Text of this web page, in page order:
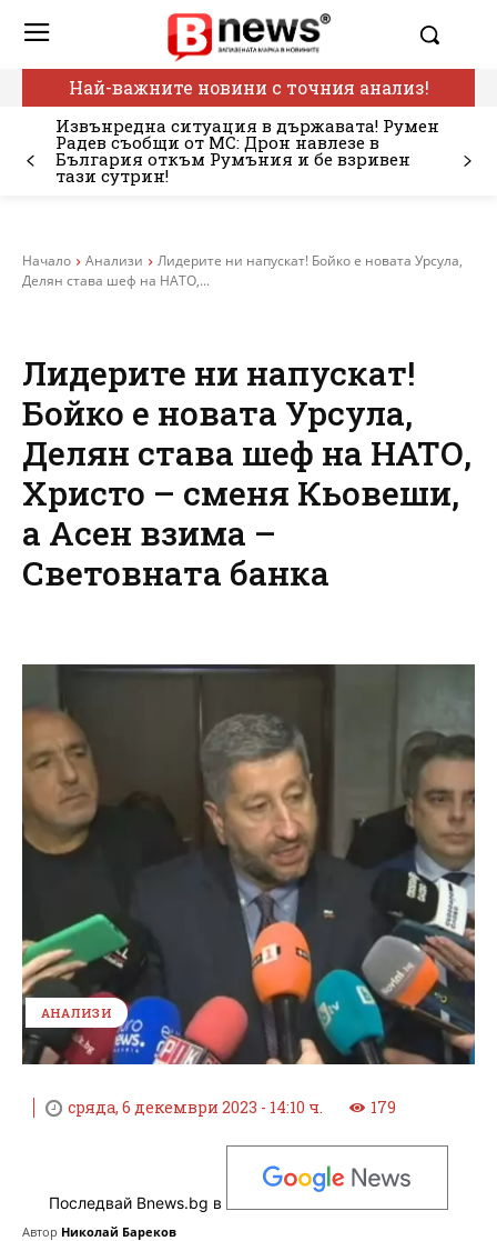
Най-важните новини с точния анализ!
Извънредна ситуация в държавата! Румен
Радев съобщи от МС: Дрон навлезе в
България откъм Румъния и бе взривен
тази сутрин!
Начало Анализи
Лидерите ни напускат! Бойко е новата Урсула,
Делян става шеф на НАТО,...
Лидерите ни напускат!
Бойко е новата Урсула,
Делян става шеф на НАТО,
Христо – сменя Кьовеши,
а Асен взима –
Световната банка
АНАЛИЗИ
сряда, 6 декември 2023 - 14:10 ч. 179
Последвай Bnews.bg в
Автор Николай Бареков